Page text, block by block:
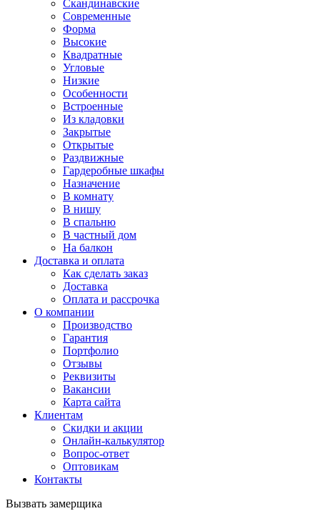
Скандинавские
Современные
Форма
Высокие
Квадратные
Угловые
Низкие
Особенности
Встроенные
Из кладовки
Закрытые
Открытые
Раздвижные
Гардеробные шкафы
Назначение
В комнату
В нишу
В спальню
В частный дом
На балкон
Доставка и оплата
Как сделать заказ
Доставка
Оплата и рассрочка
О компании
Производство
Гарантия
Портфолио
Отзывы
Реквизиты
Вакансии
Карта сайта
Клиентам
Скидки и акции
Онлайн-калькулятор
Вопрос-ответ
Оптовикам
Контакты
Вызвать замерщика